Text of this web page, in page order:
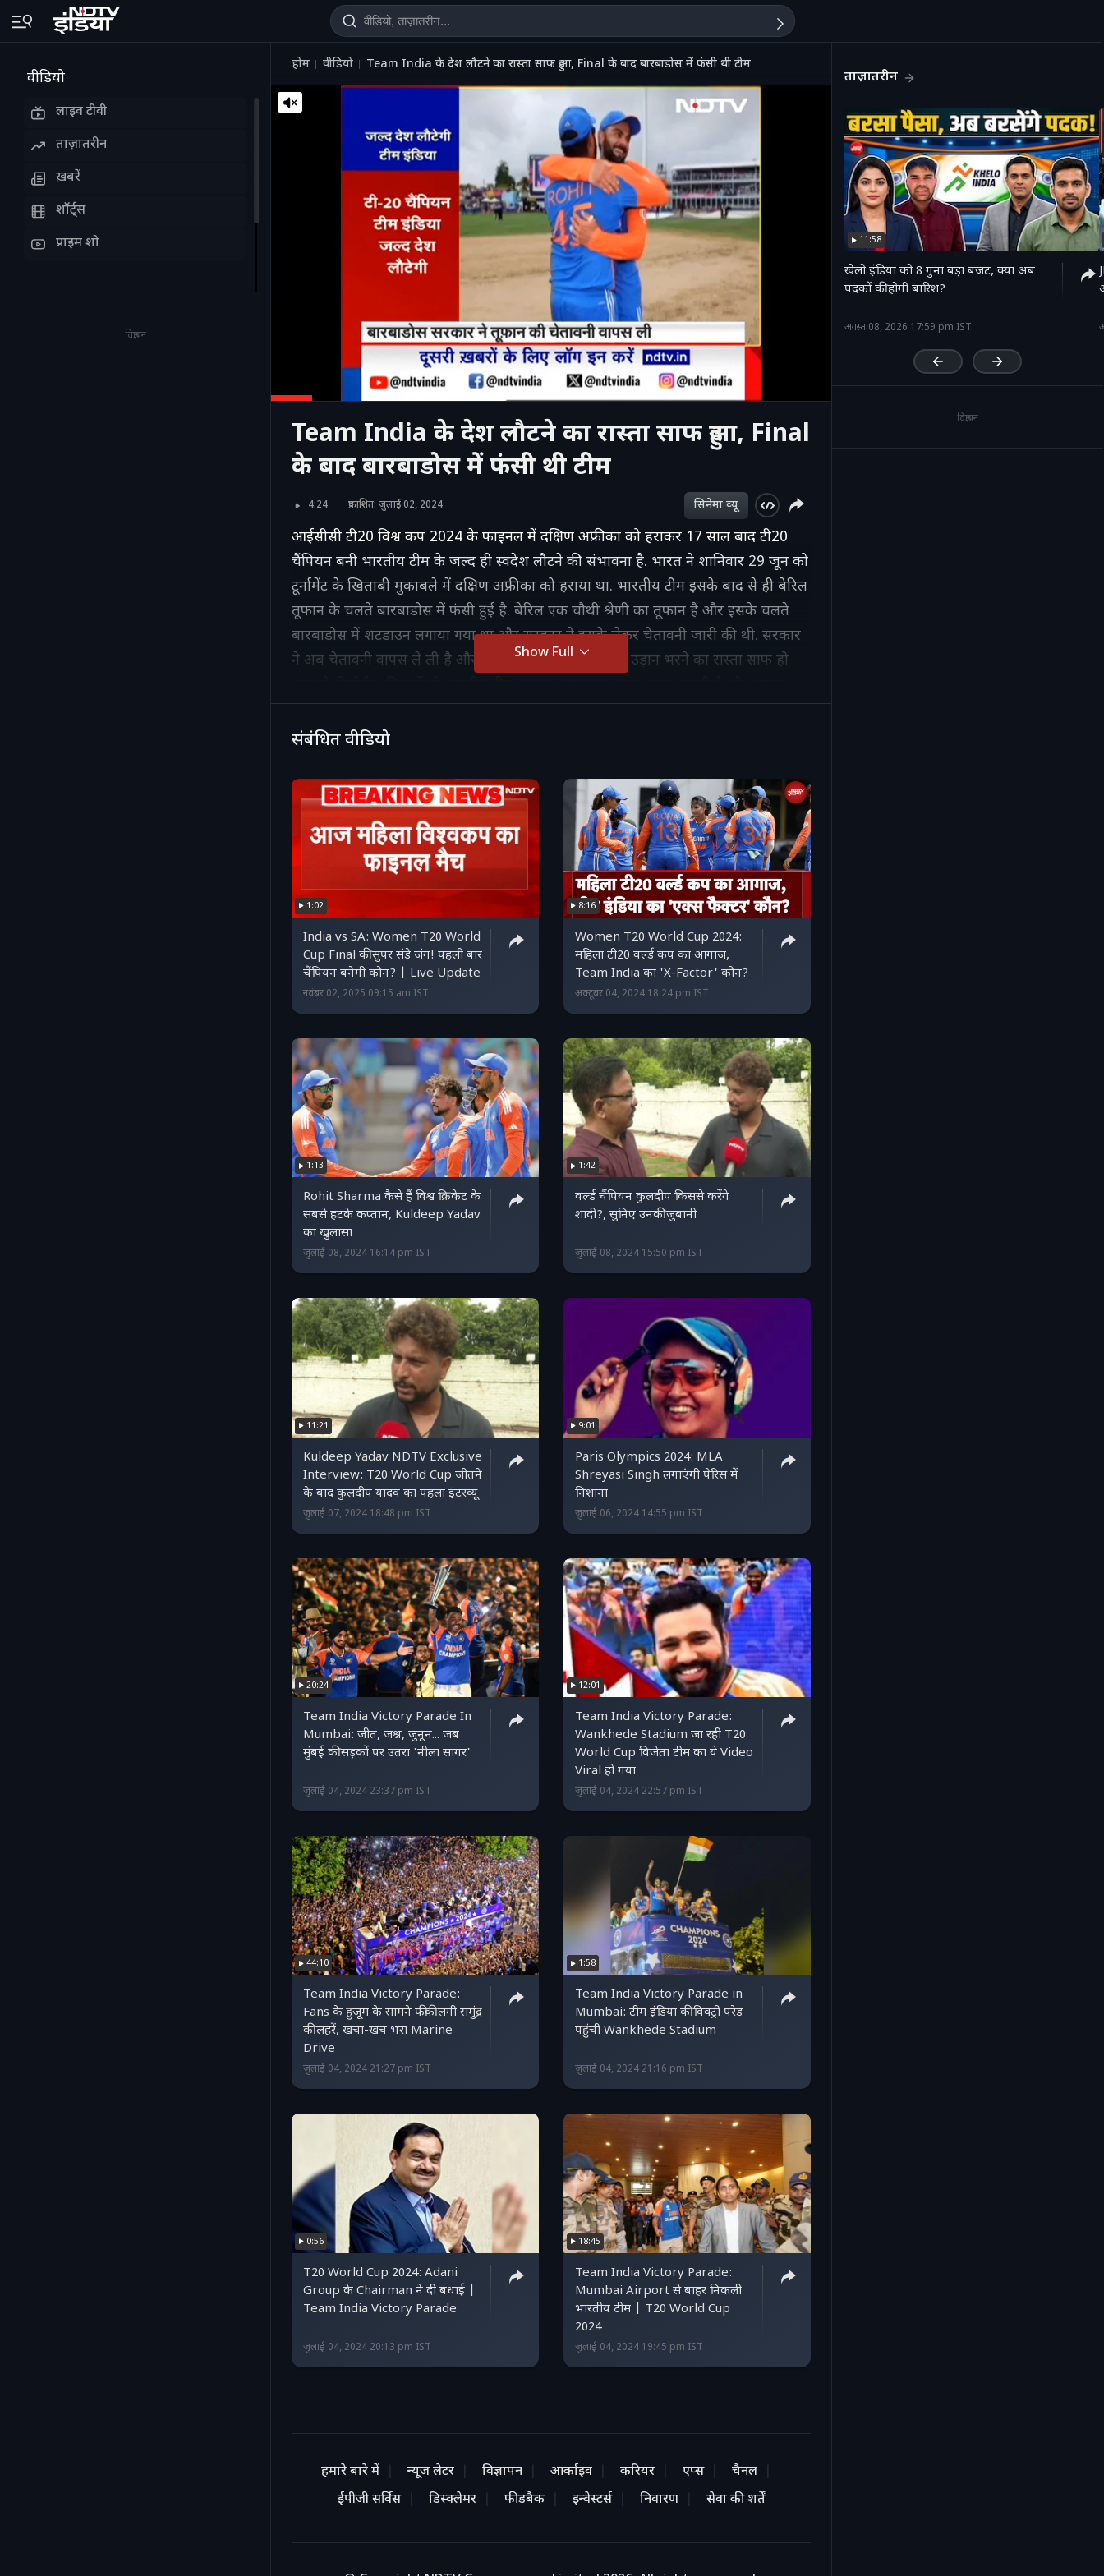
वीडियो
लाइव टीवी
ताज़ातरीन
ख़बरें
शॉर्ट्स
प्राइम शो
विज्ञापन
होम वीडियो Team India के देश लौटने का रास्ता साफ हुआ, Final के बाद बारबाडोस में फंसी थी टीम
Team India के देश लौटने का रास्ता साफ हुआ, Final
के बाद बारबाडोस में फंसी थी टीम
4:24 प्रकाशित: जुलाई 02, 2024 सिनेमा व्‍यू
आईसीसी टी20 विश्व कप 2024 के फाइनल में दक्षिण अफ्रीका को हराकर 17 साल बाद टी20
चैंपियन बनी भारतीय टीम के जल्द ही स्वदेश लौटने की संभावना है. भारत ने शानिवार 29 जून को
टूर्नामेंट के खिताबी मुकाबले में दक्षिण अफ्रीका को हराया था. भारतीय टीम इसके बाद से ही बेरिल
तूफान के चलते बारबाडोस में फंसी हुई है. बेरिल एक चौथी श्रेणी का तूफान है और इसके चलते
बारबाडोस में शटडाउन लगाया गया था और सरकार ने इसके लेकर चेतावनी जारी की थी. सरकार
ने अब चेतावनी वापस ले ली है और ऐसे में भारतीय टीम के लिए उड़ान भरने का रास्ता साफ हो
पहुंचने के बाद उनकी पीएम मोदी से मुलाकात संभव है.
Show Full
संबंधित वीडियो
1:02
India vs SA: Women T20 World
Cup Final की सुपर संडे जंग! पहली बार
चैंपियन बनेगी कौन? | Live Update
नवंबर 02, 2025 09:15 am IST
8:16
Women T20 World Cup 2024:
महिला टी20 वर्ल्ड कप का आगाज,
Team India का 'X-Factor' कौन?
अक्टूबर 04, 2024 18:24 pm IST
1:13
Rohit Sharma कैसे हैं विश्व क्रिकेट के
सबसे हटके कप्तान, Kuldeep Yadav
का खुलासा
जुलाई 08, 2024 16:14 pm IST
1:42
वर्ल्ड चैंपियन कुलदीप किससे करेंगे
शादी?, सुनिए उनकी जुबानी
जुलाई 08, 2024 15:50 pm IST
11:21
Kuldeep Yadav NDTV Exclusive
Interview: T20 World Cup जीतने
के बाद कुलदीप यादव का पहला इंटरव्यू
जुलाई 07, 2024 18:48 pm IST
9:01
Paris Olympics 2024: MLA
Shreyasi Singh लगाएंगी पेरिस में
निशाना
जुलाई 06, 2024 14:55 pm IST
20:24
Team India Victory Parade In
Mumbai: जीत, जश्न, जुनून... जब
मुंबई की सड़कों पर उतरा 'नीला सागर'
जुलाई 04, 2024 23:37 pm IST
12:01
Team India Victory Parade:
Wankhede Stadium जा रही T20
World Cup विजेता टीम का ये Video
Viral हो गया
जुलाई 04, 2024 22:57 pm IST
44:10
Team India Victory Parade:
Fans के हुजूम के सामने फीकी लगी समुंद्र
की लहरें, खचा-खच भरा Marine
Drive
जुलाई 04, 2024 21:27 pm IST
1:58
Team India Victory Parade in
Mumbai: टीम इंडिया की विक्ट्री परेड
पहुंची Wankhede Stadium
जुलाई 04, 2024 21:16 pm IST
0:56
T20 World Cup 2024: Adani
Group के Chairman ने दी बधाई |
Team India Victory Parade
जुलाई 04, 2024 20:13 pm IST
18:45
Team India Victory Parade:
Mumbai Airport से बाहर निकली
भारतीय टीम | T20 World Cup
2024
जुलाई 04, 2024 19:45 pm IST
हमारे बारे में न्यूज लेटर विज्ञापन आर्काइव करियर एप्स
चैनल
ईपीजी सर्विस
डिस्क्लेमर फीडबैक इन्वेस्टर्स निवारण सेवा की शर्तें
ताज़ातरीन
11:58
खेलो इंडिया को 8 गुना बड़ा बजट, क्या अब
पदकों की होगी बारिश?
अगस्त 08, 2026 17:59 pm IST
विज्ञापन